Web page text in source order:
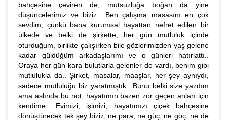
bahçesine çeviren de, mutsuzluğa boğan da yine
düşüncelerimiz ve biziz.. Ben çalışma masasını en çok
sevdim, çünkü bana kurumsal hayattan nefret edilen bir
ülkede ve belki de şirkette, her gün mutluluk içinde
oturduğum, birlikte çalışırken bile gözlerimizden yaş gelene
kadar güldüğüm arkadaşlarımı ve o günleri hatırlattı..
Oraya her gün kara bulutlarla gelenler de vardı, benim gibi
mutlulukla da.. Şirket, masalar, maaşlar, her şey aynıydı,
sadece mutluluğu biz yaratmıştık.. Bunu belki size yazdım
ama aslında bu not, hayatımın bazen zor geçen anları için
kendime.. Evimizi, işimizi, hayatımızı çiçek bahçesine
dönüştürecek tek şey biziz, ne para, ne güç, ne göç, ne de